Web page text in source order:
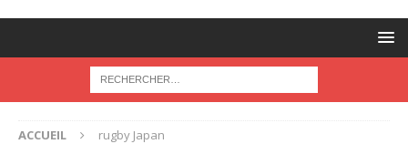
ACCUEIL rugby Japan